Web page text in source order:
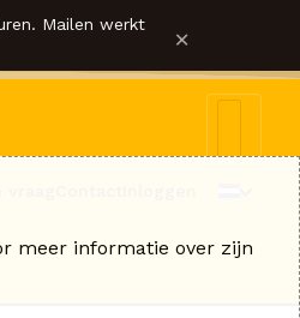
Mailen werkt ×
meer informatie over zijn